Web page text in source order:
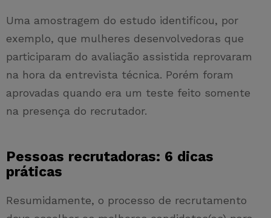
Uma amostragem do estudo identificou, por
exemplo, que mulheres desenvolvedoras que
participaram do avaliação assistida reprovaram
na hora da entrevista técnica. Porém foram
aprovadas quando era um teste feito somente
na presença do recrutador.
Pessoas recrutadoras: 6 dicas
práticas
Resumidamente, o processo de recrutamento